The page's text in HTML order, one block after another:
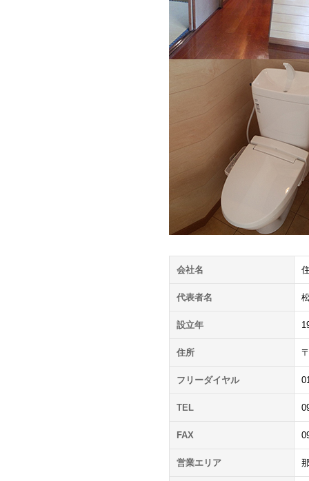
会社名
代表者名
設立年
住所
フリーダイヤル
TEL
FAX
営業エリア